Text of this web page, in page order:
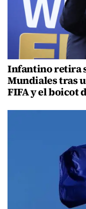
Infantino retira
Mundiales tras
FIFA y el boicot